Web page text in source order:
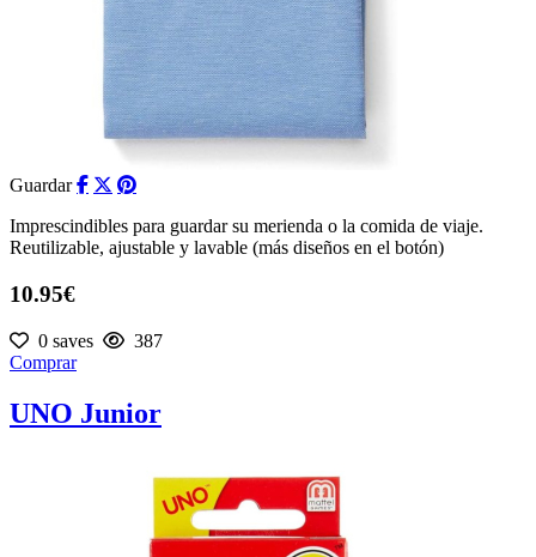
Guardar
Imprescindibles para guardar su merienda o la comida de viaje.
Reutilizable, ajustable y lavable (más diseños en el botón)
10.95€
0 saves
387
Comprar
UNO Junior